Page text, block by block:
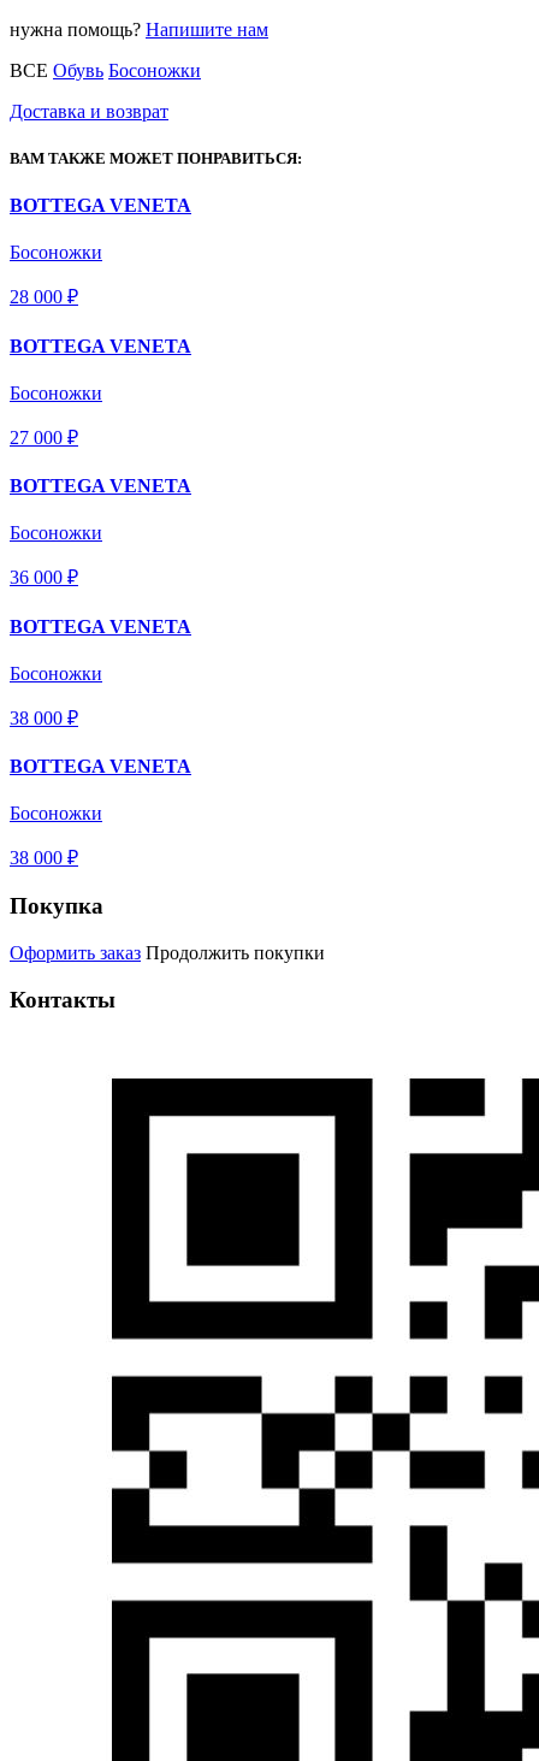
нужна помощь? Напишите нам
ВСЕ Обувь Босоножки
Доставка и возврат
ВАМ ТАКЖЕ МОЖЕТ ПОНРАВИТЬСЯ:
BOTTEGA VENETA
Босоножки
28 000 ₽
BOTTEGA VENETA
Босоножки
27 000 ₽
BOTTEGA VENETA
Босоножки
36 000 ₽
BOTTEGA VENETA
Босоножки
38 000 ₽
BOTTEGA VENETA
Босоножки
38 000 ₽
Покупка
Оформить заказ Продолжить покупки
Контакты